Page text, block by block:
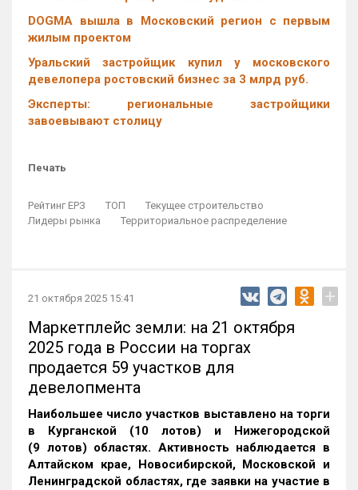
DOGMA вышла в Московский регион с первым
жилым проектом
Уральский застройщик купил у московского
девелопера ростовский бизнес за 3 млрд руб.
Эксперты: региональные застройщики
завоевывают столицу
Печать
Рейтинг ЕРЗ ТОП
Текущее строительство
Лидеры рынка
Территориальное распределение
21 октября 2025 15:41 +
Маркетплейс земли: на 21 октября
2025 года в России на торгах
продается 59 участков для
девелопмента
Наибольшее число участков выставлено на торги
в Курганской (10 лотов) и Нижегородской
(9 лотов) областях. Активность наблюдается в
Алтайском крае, Новосибирской, Московской и
Ленинградской областях, где заявки на участие в